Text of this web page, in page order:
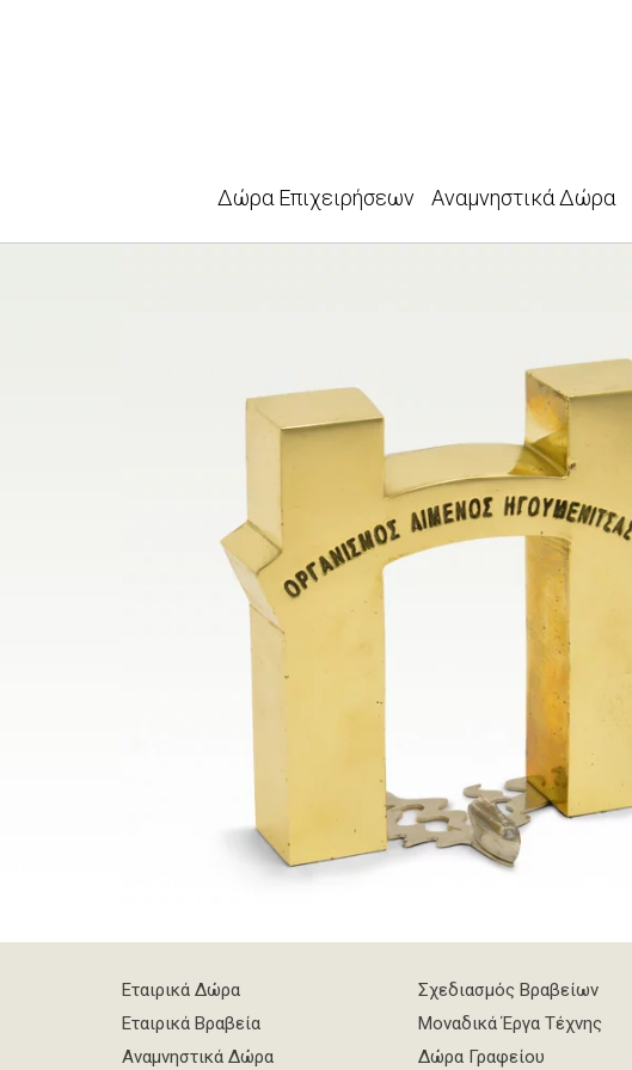
Δώρα Επιχειρήσεων Αναμνηστικά Δώρα
Εταιρικά Δώρα
Εταιρικά Βραβεία
Αναμνηστικά Δώρα
Σχεδιασμός Βραβείων
Μοναδικά Έργα Τέχνης
Δώρα Γραφείου